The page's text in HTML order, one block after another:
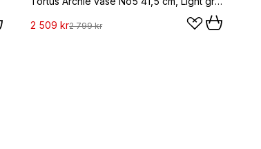
2 509 kr2 799 kr